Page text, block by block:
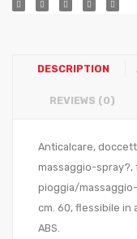
DESCRIPTION
REVIEWS (0)
Anticalcare,
massaggio-spray?,
pioggia/
cm. 60, flessibile in
ABS.